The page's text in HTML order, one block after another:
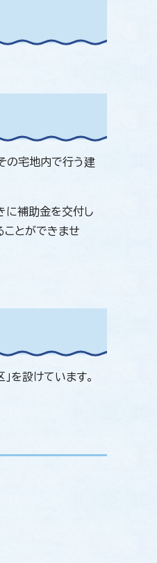
の宅地内で行う建
に補助金を交付し
ことができませ
を設けています。